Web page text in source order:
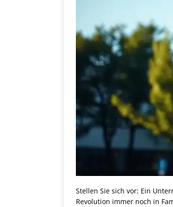
Stellen Sie sich vor: Ein
Revolution immer noch in